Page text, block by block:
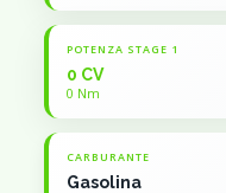
POTENZA STAGE 1
0 CV
0 Nm
CARBURANTE
Gasolina